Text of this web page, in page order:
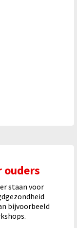
ouders
staan voor
bijvoorbeeld